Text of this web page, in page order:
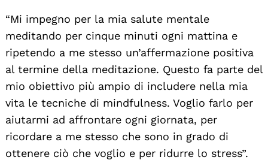
“Mi impegno per la mia salute mentale
meditando per cinque minuti ogni mattina e
ripetendo a me stesso un’affermazione positiva
al termine della meditazione. Questo fa parte del
mio obiettivo più ampio di includere nella mia
vita le tecniche di mindfulness. Voglio farlo per
aiutarmi ad affrontare ogni giornata, per
ricordare a me stesso che sono in grado di
ottenere ciò che voglio e per ridurre lo stress”.